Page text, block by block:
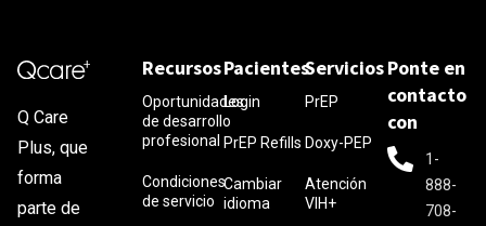
Q Care
Plus, que
forma
parte de
Recursos
Oportunidades
de desarrollo
profesional
Condiciones
de servicio
Pacientes
Login
PrEP Refills
Cambiar
idioma
Servicios
PrEP
Doxy-PEP
Atención
VIH+
Ponte en
contacto
con
1-
888-
708-